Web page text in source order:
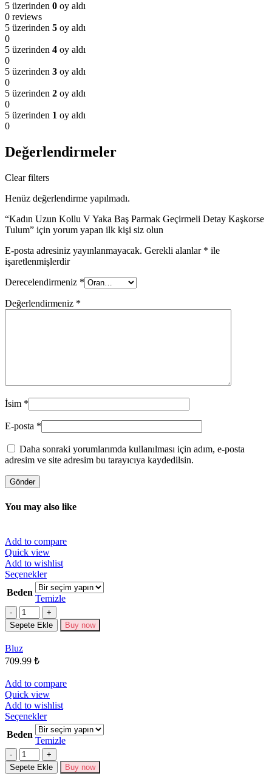
5 üzerinden 0 oy aldı
0 reviews
5 üzerinden 5 oy aldı
0
5 üzerinden 4 oy aldı
0
5 üzerinden 3 oy aldı
0
5 üzerinden 2 oy aldı
0
5 üzerinden 1 oy aldı
0
Değerlendirmeler
Clear filters
Henüz değerlendirme yapılmadı.
“Kadın Uzun Kollu V Yaka Baş Parmak Geçirmeli Detay Kaşkorse
Tulum” için yorum yapan ilk kişi siz olun
E-posta adresiniz yayınlanmayacak. Gerekli alanlar * ile
işaretlenmişlerdir
Derecelendirmeniz *
Değerlendirmeniz *
İsim *
E-posta *
Daha sonraki yorumlarımda kullanılması için adım, e-posta
adresim ve site adresim bu tarayıcıya kaydedilsin.
You may also like
Add to compare
Quick view
Add to wishlist
SeçeneklerBu
ürünün
birden
fazla
varyasyonu
var.
Beden
Temizle
Miktar
Sepete Ekle Buy now
Bluz
709.99 ₺
Add to compare
Quick view
Add to wishlist
SeçeneklerBu
ürünün
birden
fazla
varyasyonu
var.
Beden
Temizle
Miktar
Sepete Ekle Buy now